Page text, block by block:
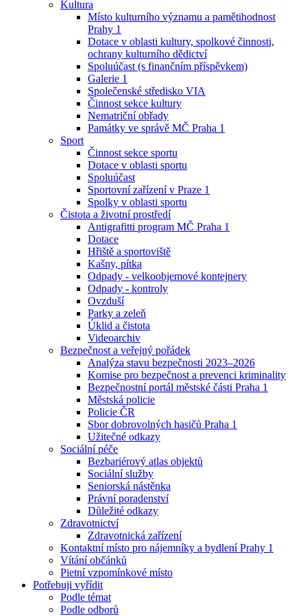
Kultura
Místo kulturního významu a pamětihodnost
Prahy 1
Dotace v oblasti kultury, spolkové činnosti,
ochrany kulturního dědictví
Spoluúčast (s finančním příspěvkem)
Galerie 1
Společenské středisko VIA
Činnost sekce kultury
Nematriční obřady
Památky ve správě MČ Praha 1
Sport
Činnost sekce sportu
Dotace v oblasti sportu
Spoluúčast
Sportovní zařízení v Praze 1
Spolky v oblasti sportu
Čistota a životní prostředí
Antigrafitti program MČ Praha 1
Dotace
Hřiště a sportoviště
Kašny, pítka
Odpady - velkoobjemové kontejnery
Odpady - kontroly
Ovzduší
Parky a zeleň
Úklid a čistota
Videoarchiv
Bezpečnost a veřejný pořádek
Analýza stavu bezpečnosti 2023–2026
Komise pro bezpečnost a prevenci kriminality
Bezpečnostní portál městské části Praha 1
Městská policie
Policie ČR
Sbor dobrovolných hasičů Praha 1
Užitečné odkazy
Sociální péče
Bezbariérový atlas objektů
Sociální služby
Seniorská nástěnka
Právní poradenství
Důležité odkazy
Zdravotnictví
Zdravotnická zařízení
Kontaktní místo pro nájemníky a bydlení Prahy 1
Vítání občánků
Pietní vzpomínkové místo
Potřebuji vyřídit
Podle témat
Podle odborů